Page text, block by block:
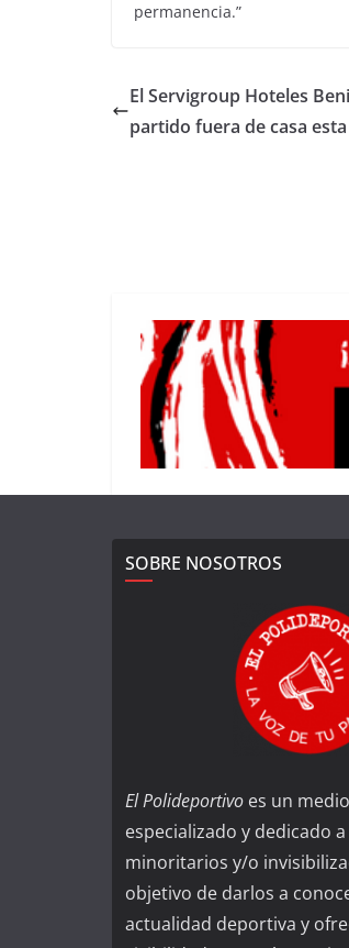
permanencia.”
El Servigroup Hoteles
partido fuera de casa
SOBRE NOSOTROS
El Polideportivo es un
especializado y dedicado
minoritarios y/o
objetivo de darlos a
actualidad deportiva y